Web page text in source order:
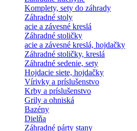
Komplety, sety do záhrady
Záhradné stoly
acie a závesné kreslá
Záhradné stoličky
acie a závesné kreslá, hojdačky
Záhradné stoličky, kreslá
Záhradné sedenie, sety
Hojdacie siete, hojdačky
Vírivky a príslušenstvo
Krby a príslušenstvo
Grily a ohniská
Bazény
Dielňa
Záhradné párty stany